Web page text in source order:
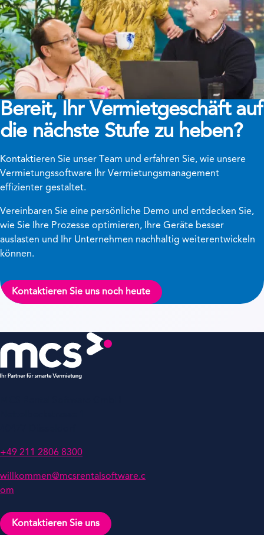
Bereit, Ihr Vermietgeschäft auf
die nächste Stufe zu heben?
Kontaktieren Sie unser Team und erfahren Sie, wie unsere
Vermietungssoftware Ihr Vermietungsmanagement
effizienter gestaltet.
Vereinbaren Sie eine persönliche Demo und entdecken Sie,
wie Sie Ihre Prozesse optimieren, Ihre Geräte besser
auslasten und Ihr Unternehmen nachhaltig weiterentwickeln
können.
Kontaktieren Sie uns noch heute
+49 211 2806 8300
willkommen@mcsrentalsoftware.c
om
Kontaktieren Sie uns